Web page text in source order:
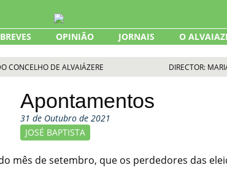
BREVES OPINIÃO JORNAIS O
CONCELHO DE ALVAIÁZERE DIRECTOR:
Apontamentos
31 de Outubro de 2021
JOSÉ BAPTISTA
mês de setembro, que os perdedores das